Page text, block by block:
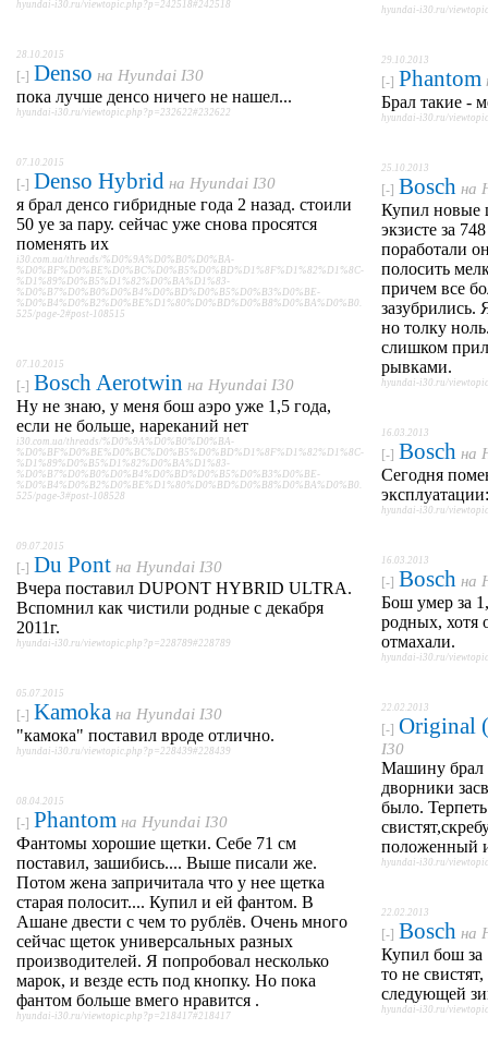
hyundai-i30.ru/viewtopic.php?p=242518#242518
28.10.2015
[-] Denso на Hyundai I30
пока лучше денсо ничего не нашел...
hyundai-i30.ru/viewtopic.php?p=232622#232622
07.10.2015
[-] Denso Hybrid на Hyundai I30
я брал денсо гибридные года 2 назад. стоили
50 уе за пару. сейчас уже снова просятся
поменять их
i30.com.ua/threads/%D0%9A%D0%B0%D0%BA-
%D0%BF%D0%BE%D0%BC%D0%B5%D0%BD%D1%8F%D1%82%D1%8C-
%D1%89%D0%B5%D1%82%D0%BA%D1%83-
%D0%B7%D0%B0%D0%B4%D0%BD%D0%B5%D0%B3%D0%BE-
%D0%B4%D0%B2%D0%BE%D1%80%D0%BD%D0%B8%D0%BA%D0%B0.
525/page-2#post-108515
07.10.2015
[-] Bosch Aerotwin на Hyundai I30
Ну не знаю, у меня бош аэро уже 1,5 года,
если не больше, нареканий нет
i30.com.ua/threads/%D0%9A%D0%B0%D0%BA-
%D0%BF%D0%BE%D0%BC%D0%B5%D0%BD%D1%8F%D1%82%D1%8C-
%D1%89%D0%B5%D1%82%D0%BA%D1%83-
%D0%B7%D0%B0%D0%B4%D0%BD%D0%B5%D0%B3%D0%BE-
%D0%B4%D0%B2%D0%BE%D1%80%D0%BD%D0%B8%D0%BA%D0%B0.
525/page-3#post-108528
09.07.2015
[-] Du Pont на Hyundai I30
Вчера поставил DUPONT HYBRID ULTRA.
Вспомнил как чистили родные с декабря
2011г.
hyundai-i30.ru/viewtopic.php?p=228789#228789
05.07.2015
[-] Kamoka на Hyundai I30
"камока" поставил вроде отлично.
hyundai-i30.ru/viewtopic.php?p=228439#228439
08.04.2015
[-] Phantom на Hyundai I30
Фантомы хорошие щетки. Себе 71 см
поставил, зашибись.... Выше писали же.
Потом жена запричитала что у нее щетка
старая полосит.... Купил и ей фантом. В
Ашане двести с чем то рублёв. Очень много
сейчас щеток универсальных разных
производителей. Я попробовал несколько
марок, и везде есть под кнопку. Но пока
фантом больше вмего нравится .
hyundai-i30.ru/viewtopic.php?p=218417#218417
hyundai-i30.ru/
29.10.2013
[-] Phantom
Брал такие -
hyundai-i30.ru/
25.10.2013
[-] Bosch на
Купил новые
экзисте за
поработали
полосить
причем все
зазубрились.
но толку
слишком
рывками.
hyundai-i30.ru/
16.03.2013
[-] Bosch на
Сегодня
эксплуатации:
hyundai-i30.ru/
16.03.2013
[-] Bosch на
Бош умер за
родных, хотя
отмахали.
hyundai-i30.ru/
22.02.2013
[-] Original
I30
Машину брал
дворники
было.
положенный
hyundai-i30.ru/
22.02.2013
[-] Bosch на
Купил бош за
то не
следующей
hyundai-i30.ru/